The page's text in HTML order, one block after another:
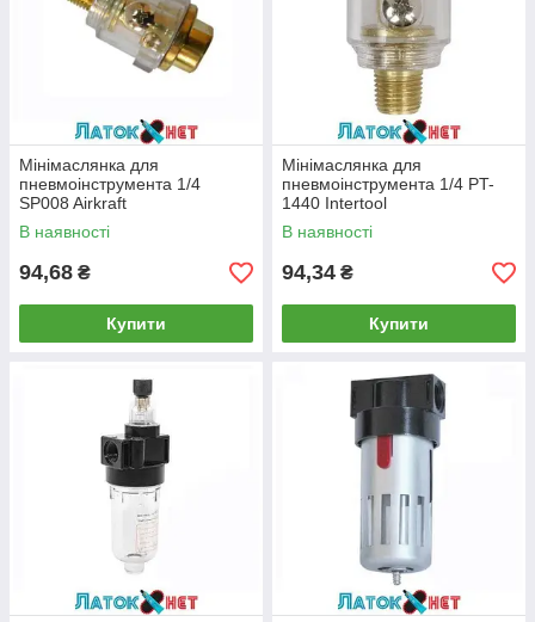
Мінімаслянка для
пневмоінструмента 1/4
SP008 Airkraft
В наявності
94,68 ₴
Купити
Мінімаслянка для
пневмоінструмента 1/4 PT-
1440 Intertool
В наявності
94,34 ₴
Купити